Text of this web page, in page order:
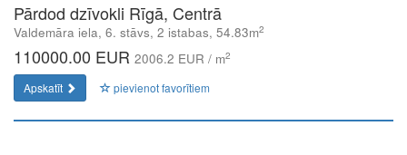
Pārdod dzīvokli Rīgā, Centrā
Valdemāra iela, 6. stāvs, 2 istabas, 54.83m2
110000.00 EUR 2006.2 EUR / m2
Apskatīt pievienot favorītiem